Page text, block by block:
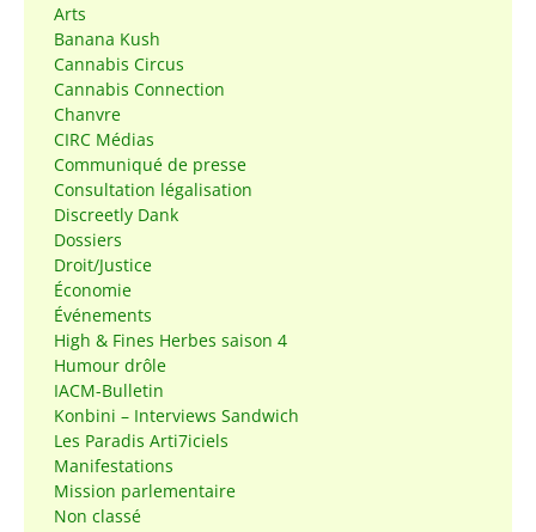
Arts
Banana Kush
Cannabis Circus
Cannabis Connection
Chanvre
CIRC Médias
Communiqué de presse
Consultation légalisation
Discreetly Dank
Dossiers
Droit/Justice
Économie
Événements
High & Fines Herbes saison 4
Humour drôle
IACM-Bulletin
Konbini – Interviews Sandwich
Les Paradis Arti7iciels
Manifestations
Mission parlementaire
Non classé